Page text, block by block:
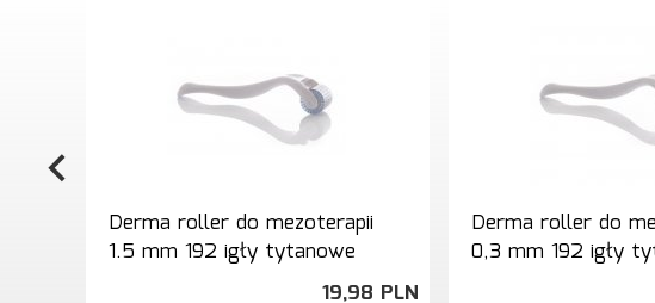
Derma roller do mezoterapii
1.5 mm 192 igły tytanowe
19,98 PLN
Derma roller do
0,3 mm 192 igły